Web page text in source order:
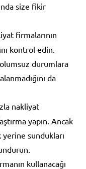
size fikir
firmalarının
kontrol edin.
olumsuz durumlara
da
nakliyat
yapın. Ancak
sundukları
kullanacağı